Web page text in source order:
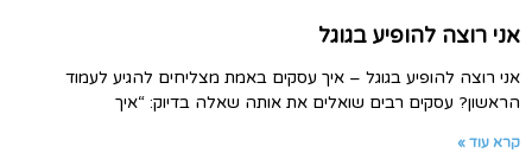
אני רוצה להופיע בגוגל
אני רוצה להופיע בגוגל – איך עסקים באמת מצליחים להגיע לעמוד
הראשון? עסקים רבים שואלים את אותה שאלה בדיוק: “איך
קרא עוד »